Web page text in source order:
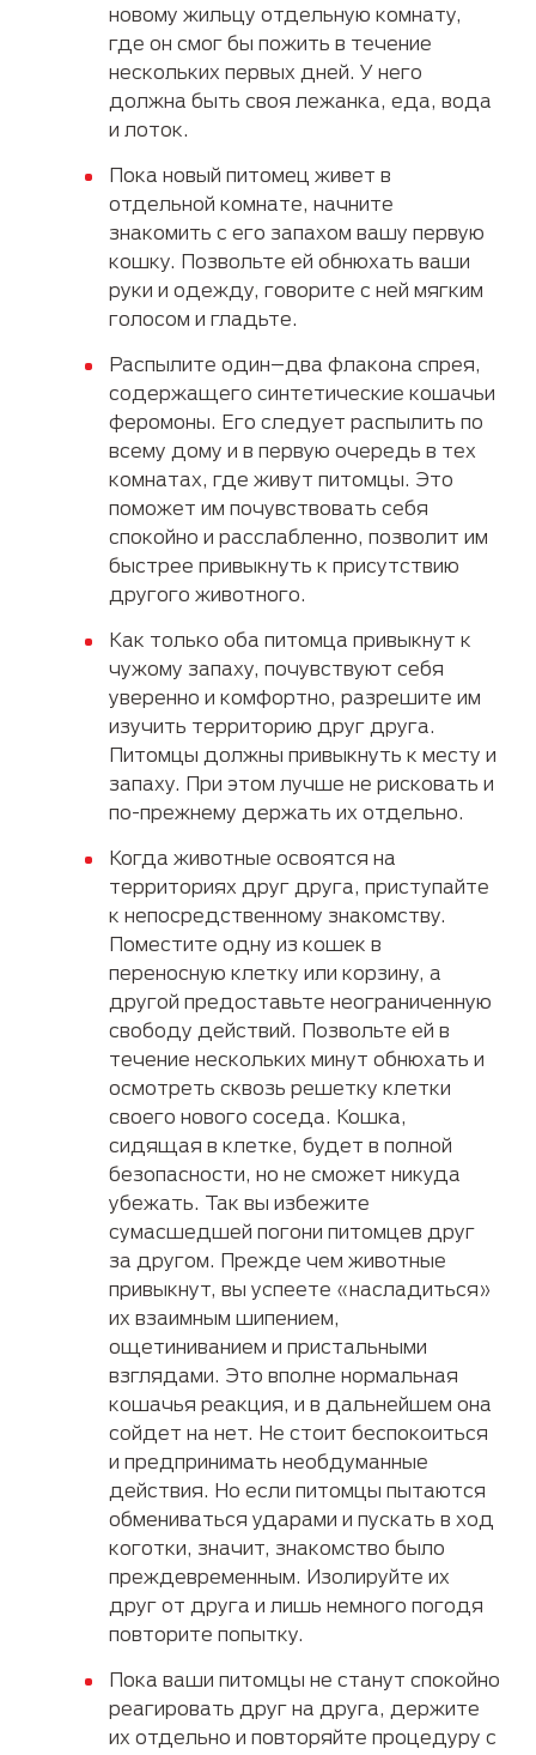
новому жильцу отдельную комнату,
где он смог бы пожить в течение
нескольких первых дней. У него
должна быть своя лежанка, еда, вода
и лоток.
Пока новый питомец живет в
отдельной комнате, начните
знакомить с его запахом вашу первую
кошку. Позвольте ей обнюхать ваши
руки и одежду, говорите с ней мягким
голосом и гладьте.
Распылите один–два флакона спрея,
содержащего синтетические кошачьи
феромоны. Его следует распылить по
всему дому и в первую очередь в тех
комнатах, где живут питомцы. Это
поможет им почувствовать себя
спокойно и расслабленно, позволит им
быстрее привыкнуть к присутствию
другого животного.
Как только оба питомца привыкнут к
чужому запаху, почувствуют себя
уверенно и комфортно, разрешите им
изучить территорию друг друга.
Питомцы должны привыкнуть к месту и
запаху. При этом лучше не рисковать и
по-прежнему держать их отдельно.
Когда животные освоятся на
территориях друг друга, приступайте
к непосредственному знакомству.
Поместите одну из кошек в
переносную клетку или корзину, а
другой предоставьте неограниченную
свободу действий. Позвольте ей в
течение нескольких минут обнюхать и
осмотреть сквозь решетку клетки
своего нового соседа. Кошка,
сидящая в клетке, будет в полной
безопасности, но не сможет никуда
убежать. Так вы избежите
сумасшедшей погони питомцев друг
за другом. Прежде чем животные
привыкнут, вы успеете «насладиться»
их взаимным шипением,
ощетиниванием и пристальными
взглядами. Это вполне нормальная
кошачья реакция, и в дальнейшем она
сойдет на нет. Не стоит беспокоиться
и предпринимать необдуманные
действия. Но если питомцы пытаются
обмениваться ударами и пускать в ход
коготки, значит, знакомство было
преждевременным. Изолируйте их
друг от друга и лишь немного погодя
повторите попытку.
Пока ваши питомцы не станут спокойно
реагировать друг на друга, держите
их отдельно и повторяйте процедуру с